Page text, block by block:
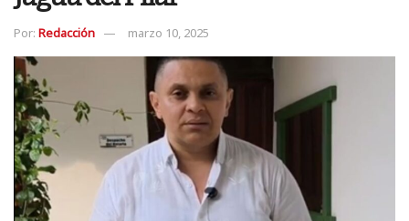
Por: Redacción marzo 10, 2025